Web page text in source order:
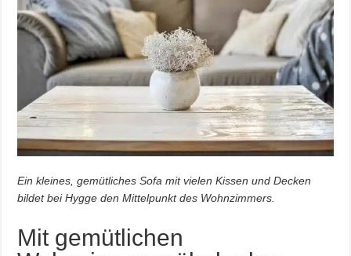
Ein kleines, gemütliches Sofa mit vielen Kissen und Decken
bildet bei Hygge den Mittelpunkt des Wohnzimmers.
Mit gemütlichen